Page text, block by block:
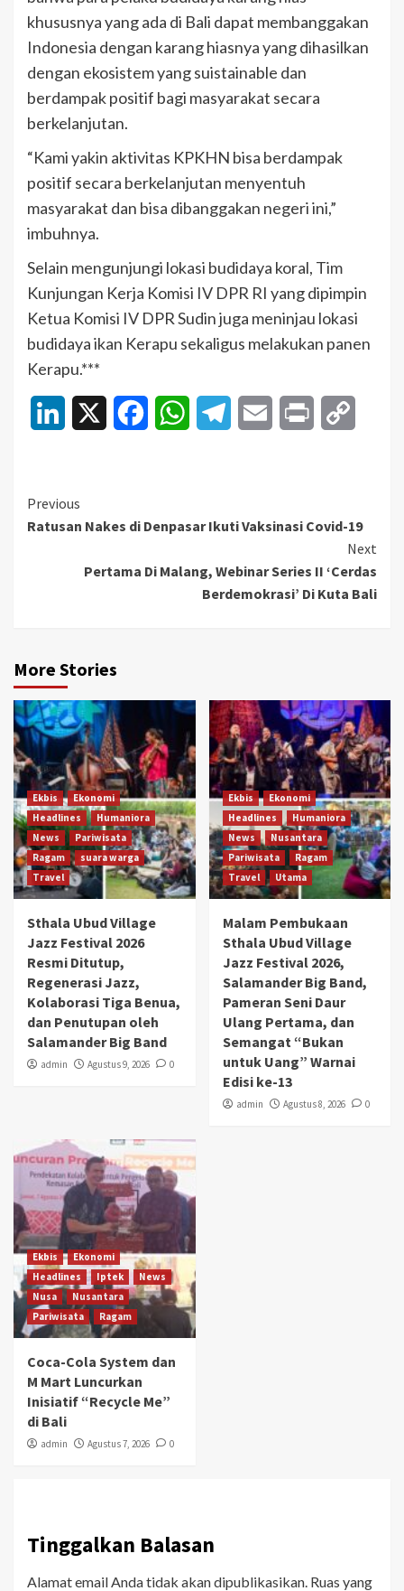
khususnya yang ada di Bali dapat membanggakan
Indonesia dengan karang hiasnya yang dihasilkan
dengan ekosistem yang suistainable dan
berdampak positif bagi masyarakat secara
berkelanjutan.
“Kami yakin aktivitas KPKHN bisa berdampak
positif secara berkelanjutan menyentuh
masyarakat dan bisa dibanggakan negeri ini,”
imbuhnya.
Selain mengunjungi lokasi budidaya koral, Tim
Kunjungan Kerja Komisi IV DPR RI yang dipimpin
Ketua Komisi IV DPR Sudin juga meninjau lokasi
budidaya ikan Kerapu sekaligus melakukan panen
Kerapu.***
LinkedIn FacebookWhatsAppTelegramEmail Print
Continue
Reading
Previous
Ratusan Nakes di Denpasar Ikuti Vaksinasi Covid-19
Next
Pertama Di Malang, Webinar Series II ‘Cerdas
Berdemokrasi’ Di Kuta Bali
More Stories
Ekbis
Ekonomi
Headlines
Humaniora
News
Pariwisata
Ragam
suara warga
Travel
Sthala Ubud Village
Jazz Festival 2026
Resmi Ditutup,
Regenerasi Jazz,
Kolaborasi Tiga Benua,
dan Penutupan oleh
Salamander Big Band
admin Agustus 9, 2026 0
Ekbis
Ekonomi
Headlines
Humaniora
News
Nusantara
Pariwisata
Ragam
Travel
Utama
Malam Pembukaan
Sthala Ubud Village
Jazz Festival 2026,
Salamander Big Band,
Pameran Seni Daur
Ulang Pertama, dan
Semangat “Bukan
untuk Uang” Warnai
Edisi ke-13
admin Agustus 8, 2026 0
Ekbis
Ekonomi
Headlines
Iptek
News
Nusa
Nusantara
Pariwisata
Ragam
Coca-Cola System dan
M Mart Luncurkan
Inisiatif “Recycle Me”
di Bali
admin Agustus 7, 2026 0
Tinggalkan Balasan
Alamat email Anda tidak akan dipublikasikan. Ruas yang